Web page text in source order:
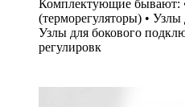
Комплектующие бывают:
(терморегуляторы) •
Узлы для бокового
регулировк